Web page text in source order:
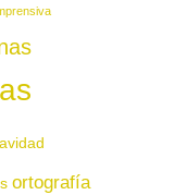
ortografía